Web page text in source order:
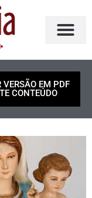
VERSÃO EM PDF
CONTEÚDO